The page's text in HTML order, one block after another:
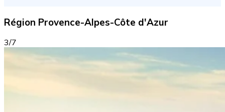
Région Provence-Alpes-Côte d'Azur
3/7